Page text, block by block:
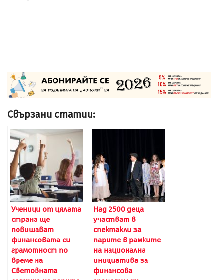
Свързани статии:
Ученици от цялата
страна ще
повишават
финансовата си
грамотност по
време на
Световната
Над 2500 деца
участват в
спектакли за
парите в рамките
на национална
инициатива за
финансова